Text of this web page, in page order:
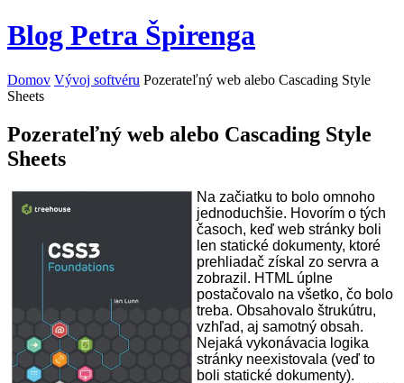
Blog Petra Špirenga
Domov Vývoj softvéru Pozerateľný web alebo Cascading Style
Sheets
Pozerateľný web alebo Cascading Style
Sheets
Na začiatku to bolo omnoho
jednoduchšie. Hovorím o tých
časoch, keď web stránky boli
len statické dokumenty, ktoré
prehliadač získal zo servra a
zobrazil. HTML úplne
postačovalo na všetko, čo bolo
treba. Obsahovalo štrukútru,
vzhľad, aj samotný obsah.
Nejaká vykonávacia logika
stránky neexistovala (veď to
boli statické dokumenty).